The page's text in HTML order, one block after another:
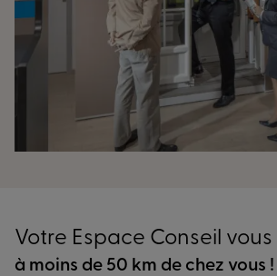
Votre Espace Conseil
à moins de 50 km de chez vous !